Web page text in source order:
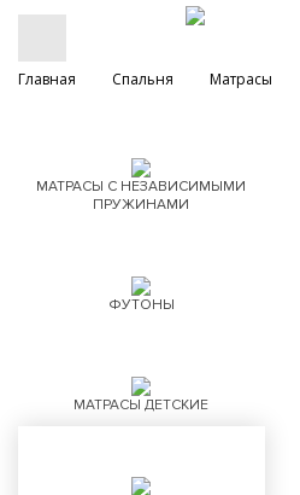
Главная Спальня Матрасы
МАТРАСЫ С НЕЗАВИСИМЫМИ
ПРУЖИНАМИ
ФУТОНЫ
МАТРАСЫ ДЕТСКИЕ